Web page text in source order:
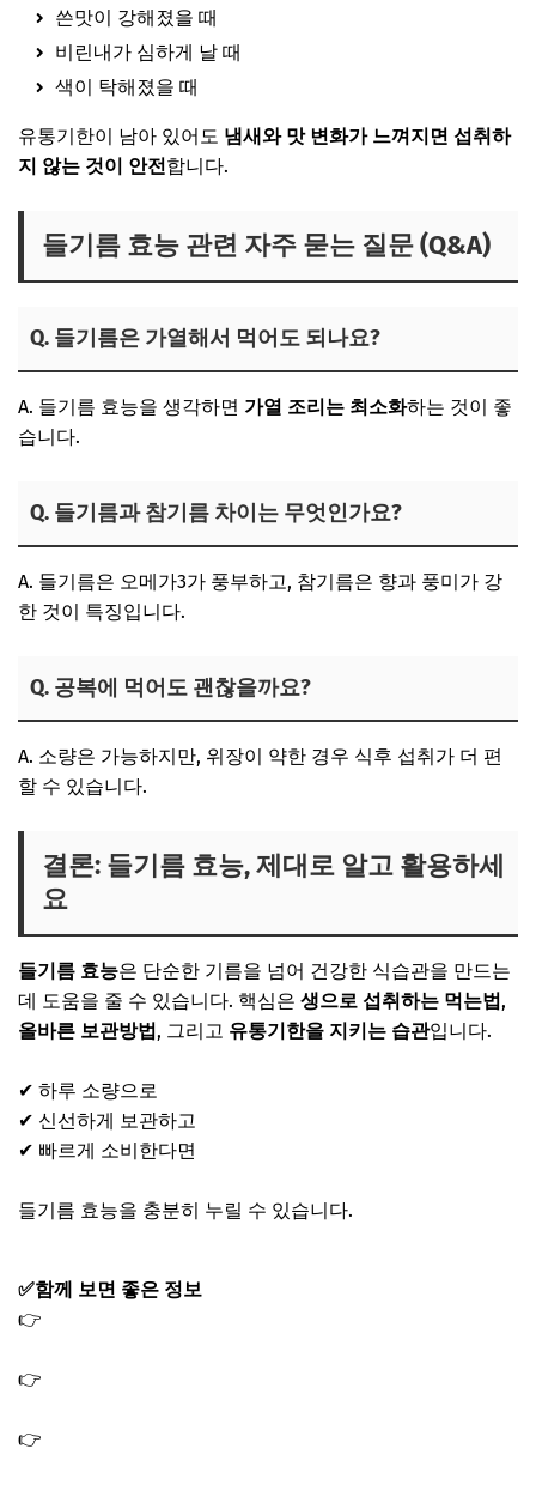
쓴맛이 강해졌을 때
비린내가 심하게 날 때
색이 탁해졌을 때
유통기한이 남아 있어도 냄새와 맛 변화가 느껴지면 섭취하
지 않는 것이 안전합니다.
들기름 효능 관련 자주 묻는 질문 (Q&A)
Q. 들기름은 가열해서 먹어도 되나요?
A. 들기름 효능을 생각하면 가열 조리는 최소화하는 것이 좋
습니다.
Q. 들기름과 참기름 차이는 무엇인가요?
A. 들기름은 오메가3가 풍부하고, 참기름은 향과 풍미가 강
한 것이 특징입니다.
Q. 공복에 먹어도 괜찮을까요?
A. 소량은 가능하지만, 위장이 약한 경우 식후 섭취가 더 편
할 수 있습니다.
결론: 들기름 효능, 제대로 알고 활용하세
요
들기름 효능은 단순한 기름을 넘어 건강한 식습관을 만드는
데 도움을 줄 수 있습니다. 핵심은 생으로 섭취하는 먹는법,
올바른 보관방법, 그리고 유통기한을 지키는 습관입니다.
✔ 하루 소량으로
✔ 신선하게 보관하고
✔ 빠르게 소비한다면
들기름 효능을 충분히 누릴 수 있습니다.
✅함께 보면 좋은 정보
👉
👉
👉